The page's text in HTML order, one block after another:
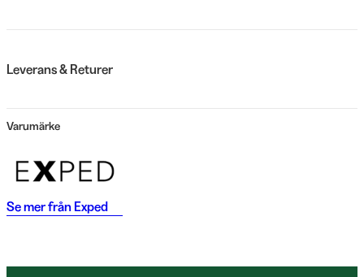
Leverans & Returer
Varumärke
Se mer från Exped